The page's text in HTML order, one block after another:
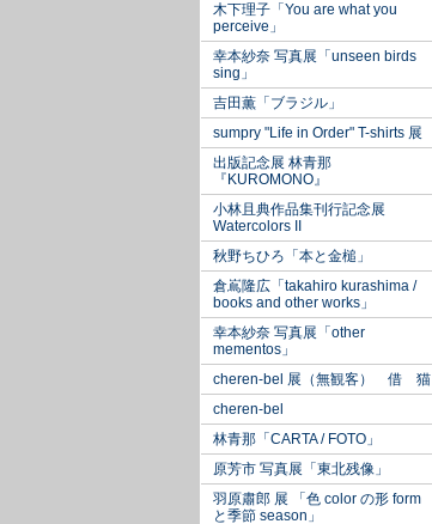
木下理子「You are what you
perceive」
幸本紗奈 写真展「unseen birds
sing」
吉田薫「ブラジル」
sumpry "Life in Order" T-shirts 展
出版記念展 林青那
『KUROMONO』
小林且典作品集刊行記念展
Watercolors II
秋野ちひろ「本と金槌」
倉嶌隆広「takahiro kurashima /
books and other works」
幸本紗奈 写真展「other
mementos」
cheren-bel 展（無観客） 借 猫
cheren-bel
林青那「CARTA / FOTO」
原芳市 写真展「東北残像」
羽原肅郎 展 「色 color の形 form
と季節 season」